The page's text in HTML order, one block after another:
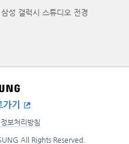
성 갤럭시 스튜디오 전경
기
보처리방침
All Rights Reserved.